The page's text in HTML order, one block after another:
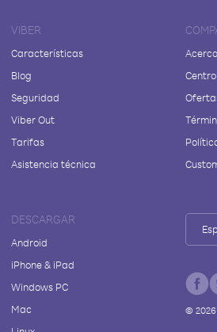
VIBER
Características
Blog
Seguridad
Viber Out
Tarifas
Asistencia técnica
DESCARGAR
Android
iPhone & iPad
Windows PC
Mac
© 2026